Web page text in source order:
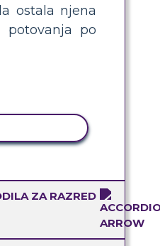
ostala njena
potovanja po
ZA RAZRED